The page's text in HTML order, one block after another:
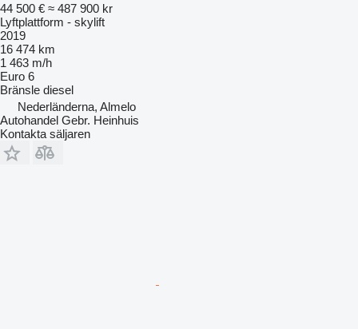
44 500 € ≈ 487 900 kr
Lyftplattform - skylift
2019
16 474 km
1 463 m/h
Euro 6
Bränsle diesel
Nederländerna, Almelo
Autohandel Gebr. Heinhuis
Kontakta säljaren